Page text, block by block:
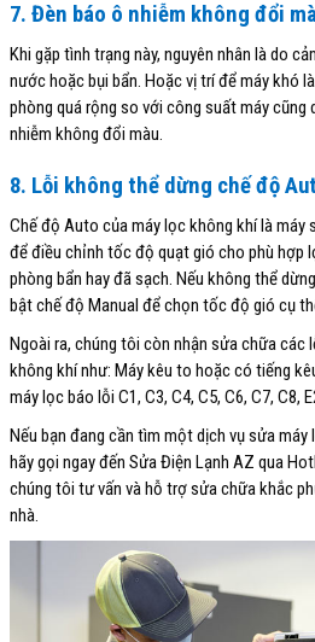
7. Đèn báo ô nhiễm không đổi
Khi gặp tình trạng này, nguyên nhân là do
nước hoặc bụi bẩn. Hoặc vị trí để máy khó
phòng quá rộng so với công suất máy cũng
nhiễm không đổi màu.
8. Lỗi không thể dừng chế độ
Chế độ Auto của máy lọc không khí là máy
để điều chỉnh tốc độ quạt gió cho phù hợp
phòng bẩn hay đã sạch. Nếu không thể
bật chế độ Manual để chọn tốc độ gió cụ
Ngoài ra, chúng tôi còn nhận sửa chữa các
không khí như: Máy kêu to hoặc có tiếng
máy lọc báo lỗi C1, C3, C4, C5, C6, C7, C8,
Nếu bạn đang cần tìm một dịch vụ sửa
hãy gọi ngay đến Sửa Điện Lạnh AZ qua
chúng tôi tư vấn và hỗ trợ sửa chữa khắc
nhà.